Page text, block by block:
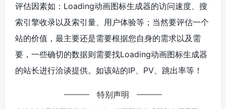
评估因素如：Loading动画图标生成器的访问速度、搜
索引擎收录以及索引量、用户体验等；当然要评估一个
站的价值，最主要还是需要根据您自身的需求以及需
要，一些确切的数据则需要找Loading动画图标生成器
的站长进行洽谈提供。如该站的IP、PV、跳出率等！
特别声明